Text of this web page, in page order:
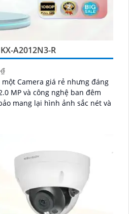
A2012N3-R
một Camera giá rẻ nhưng đáng
mang lại hình ảnh sắc nét và